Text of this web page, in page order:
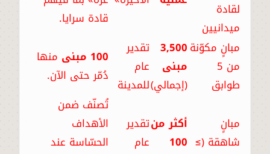
لقادة
ميدانيين
قادة سرايا.
مبانٍ مكوّنة
من 5
طوابق
3,500
مبنى
(إجمالي)
تقدير
عام
للمدينة
100 مبنى
منها
دُمّر حتى الآن.
مبانٍ
شاهقة (≥
أكثر من
100
تقدير
عام
تُصنّف ضمن
الأهداف
الحسّاسة عند